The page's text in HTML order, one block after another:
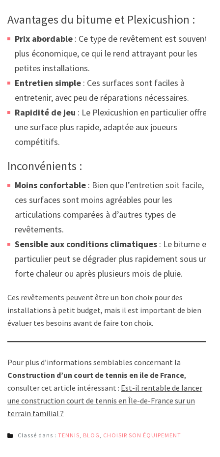
Avantages du bitume et Plexicushion :
Prix abordable : Ce type de revêtement est souvent
plus économique, ce qui le rend attrayant pour les
petites installations.
Entretien simple : Ces surfaces sont faciles à
entretenir, avec peu de réparations nécessaires.
Rapidité de jeu : Le Plexicushion en particulier offre
une surface plus rapide, adaptée aux joueurs
compétitifs.
Inconvénients :
Moins confortable : Bien que l’entretien soit facile,
ces surfaces sont moins agréables pour les
articulations comparées à d’autres types de
revêtements.
Sensible aux conditions climatiques : Le bitume en
particulier peut se dégrader plus rapidement sous une
forte chaleur ou après plusieurs mois de pluie.
Ces revêtements peuvent être un bon choix pour des
installations à petit budget, mais il est important de bien
évaluer tes besoins avant de faire ton choix.
Pour plus d’informations semblables concernant la
Construction d’un court de tennis en ile de France,
consulter cet article intéressant : Est-il rentable de lancer
une construction court de tennis en Île-de-France sur un
terrain familial ?
Classé dans : TENNIS BLOG CHOISIR SON ÉQUIPEMENT